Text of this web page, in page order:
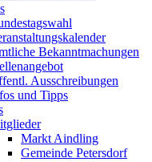
Bekanntmachungen
Ausschreibungen
und Tipps
Markt Aindling
Gemeinde Petersdorf